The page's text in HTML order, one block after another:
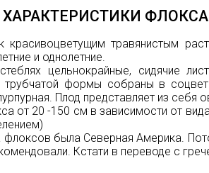
ФЛОКСА
красивоцветущим травянистым
и однолетние.
цельнокрайные, сидячие
формы собраны в
Плод представляет из
от 20 -150 см в зависимости от
флоксов была Северная Америка.
Кстати в переводе с